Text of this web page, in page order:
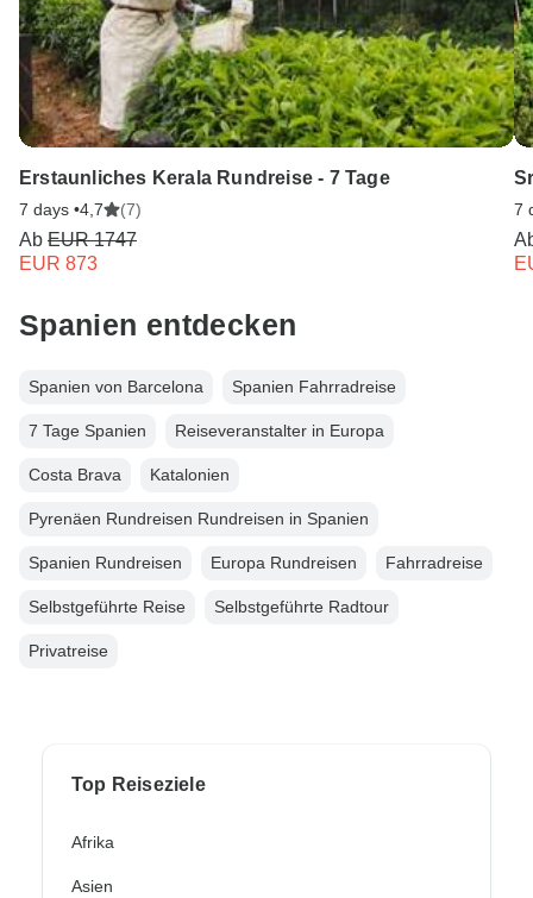
Erstaunliches Kerala Rundreise - 7 Tage
7 days •4,7 (7)
Ab EUR 1747
EUR 873
7
Spanien entdecken
Spanien von Barcelona Spanien Fahrradreise
7 Tage Spanien Reiseveranstalter in Europa
Costa Brava Katalonien
Pyrenäen Rundreisen Rundreisen in Spanien
Spanien Rundreisen Europa Rundreisen Fahrradreise
Selbstgeführte Reise Selbstgeführte Radtour
Privatreise
Top Reiseziele
Afrika
Asien